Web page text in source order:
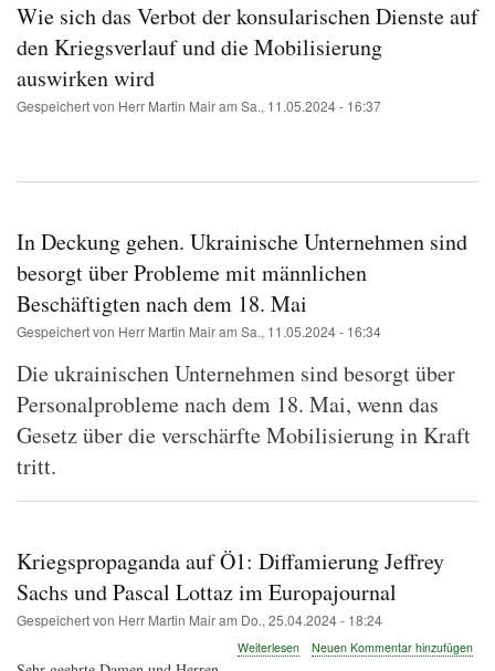
Wie sich das Verbot der konsularischen Dienste auf
den Kriegsverlauf und die Mobilisierung
auswirken wird
Gespeichert von Herr Martin Mairam Sa., 11.05.2024 - 16:37
In Deckung gehen. Ukrainische Unternehmen sind
besorgt über Probleme mit männlichen
Beschäftigten nach dem 18. Mai
Gespeichert von Herr Martin Mairam Sa., 11.05.2024 - 16:34
Die ukrainischen Unternehmen sind besorgt über
Personalprobleme nach dem 18. Mai, wenn das
Gesetz über die verschärfte Mobilisierung in Kraft
tritt.
Kriegspropaganda auf Ö1: Diffamierung Jeffrey
Sachs und Pascal Lottaz im Europajournal
Gespeichert von Herr Martin Mairam Do., 25.04.2024 - 18:24
WeiterlesenüberNeuen Kommentar hinzufügen